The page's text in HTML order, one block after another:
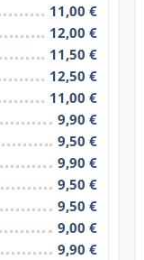
11,00 €
12,00 €
11,50 €
12,50 €
11,00 €
9,90 €
9,50 €
9,90 €
9,50 €
9,50 €
9,00 €
9,90 €